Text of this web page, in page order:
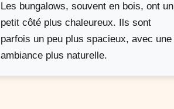
Les bungalows, souvent en bois, ont un
petit côté plus chaleureux. Ils sont
parfois un peu plus spacieux, avec une
ambiance plus naturelle.